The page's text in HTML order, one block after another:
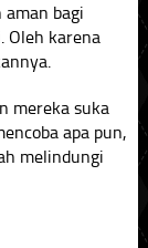
aman bagi
Oleh karena
mereka suka
apa pun,
melindungi